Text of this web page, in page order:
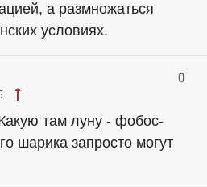
а размножаться
условиях.
0
там луну - фобос-
шарика запросто могут